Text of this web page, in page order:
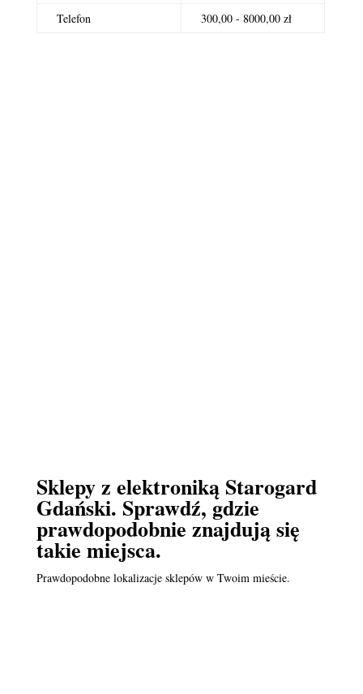
Telefon
300,00 - 8000,00 zł
Sklepy z elektroniką Starogard
Gdański. Sprawdź, gdzie
prawdopodobnie znajdują się
takie miejsca.
Prawdopodobne lokalizacje sklepów w Twoim mieście.